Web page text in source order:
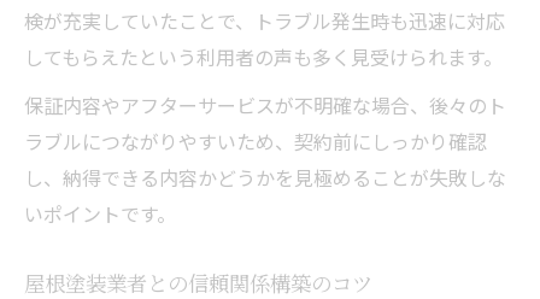
検が充実していたことで、トラブル発生時も迅速に対応
してもらえたという利用者の声も多く見受けられます。
保証内容やアフターサービスが不明確な場合、後々のト
ラブルにつながりやすいため、契約前にしっかり確認
し、納得できる内容かどうかを見極めることが失敗しな
いポイントです。
屋根塗装業者との信頼関係構築のコツ